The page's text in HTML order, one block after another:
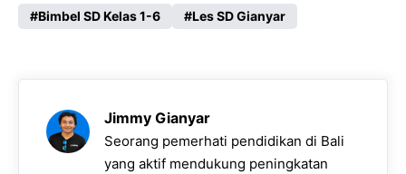
Bimbel SD Kelas 1-6 Les SD Gianyar
Jimmy Gianyar
Seorang pemerhati pendidikan di Bali
yang aktif mendukung peningkatan